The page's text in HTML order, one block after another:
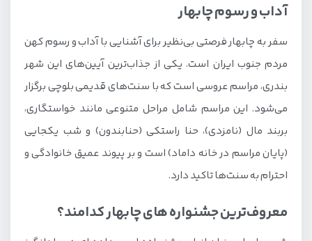
آداب و رسوم چابهار
سفر به چابهار فرصتی بی‌نظیر برای آشنایی با آداب و رسوم کهن
مردم جنوب ایران است. یکی از جذاب‌ترین آیین‌های این شهر
بندری، مراسم عروسی است که با سنت‌های قدیمی بلوچی برگزار
می‌شود. این مراسم شامل مراحل متنوعی مانند خواستگاری،
بربند مال (نامزدی)، حنا راستکی (حنابندون) و شب یکجایی
(پایان مراسم در خانه داماد) است و بر پیوند عمیق خانوادگی و
احترام به سنت‌ها تاکید دارد.
معروف‌ترین جشنواره های چابهار کدامند؟